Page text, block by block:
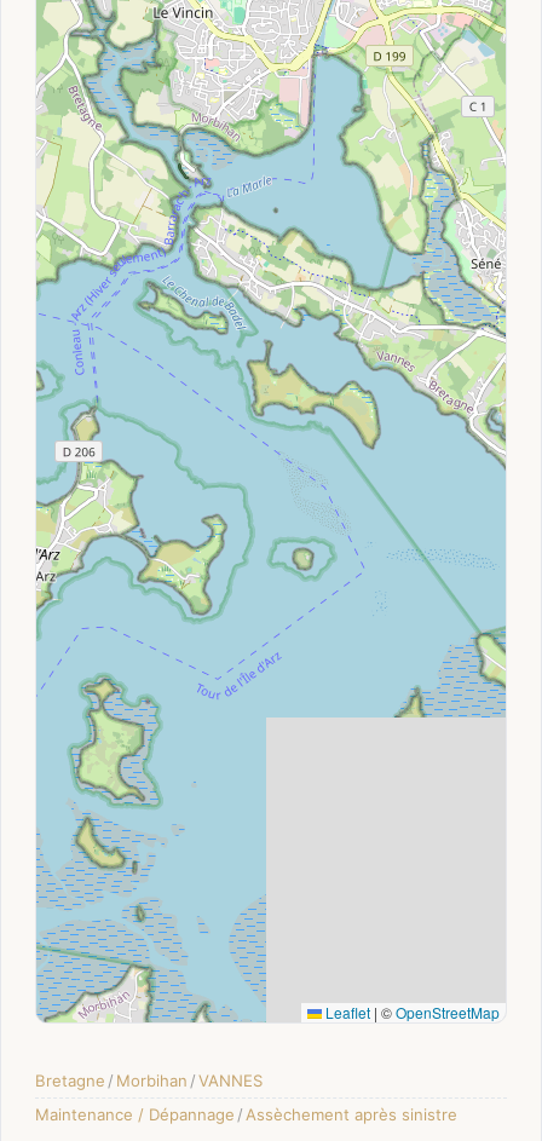
Leaflet | ©OpenStreetMap
Bretagne / Morbihan /VANNES
Maintenance / Dépannage / Assèchement après sinistre